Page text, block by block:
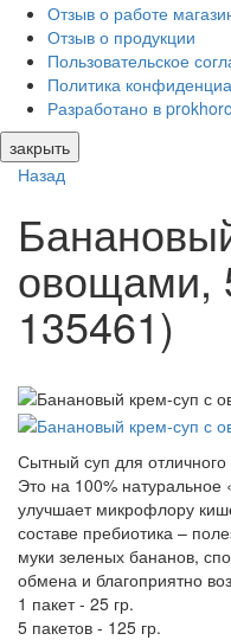
Отзыв о работе
Отзыв о продукции
Пользовательское
Политика
Разработано в
закрыть
Назад
овощами,
135461)
Сытный суп для отличного
Это на 100%
улучшает микрофлору
составе пребиотика –
муки зеленых бананов,
обмена и благоприятно
1 пакет - 25 гр.
5 пакетов - 125 гр.